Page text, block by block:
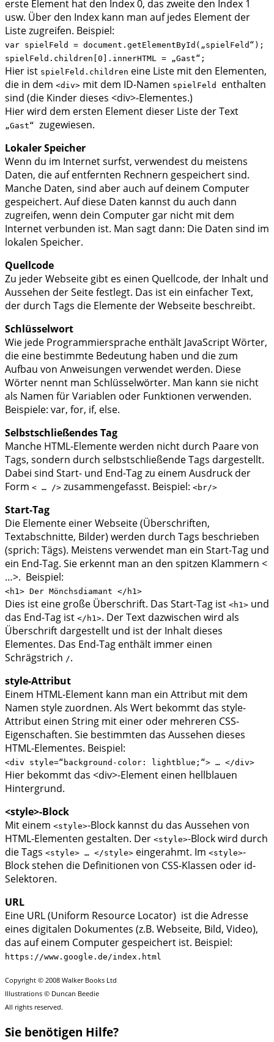
erste Element hat den Index 0, das zweite den Index 1
usw. Über den Index kann man auf jedes Element der
Liste zugreifen. Beispiel:
var spielFeld = document.getElementById(„spielFeld“);
spielFeld.children[0].innerHTML = „Gast“;
Hier ist spielFeld.children eine Liste mit den Elementen,
die in dem <div> mit dem ID-Namen spielFeld enthalten
sind (die Kinder dieses <div>-Elementes.)
Hier wird dem ersten Element dieser Liste der Text
„Gast“ zugewiesen.
Lokaler Speicher
Wenn du im Internet surfst, verwendest du meistens
Daten, die auf entfernten Rechnern gespeichert sind.
Manche Daten, sind aber auch auf deinem Computer
gespeichert. Auf diese Daten kannst du auch dann
zugreifen, wenn dein Computer gar nicht mit dem
Internet verbunden ist. Man sagt dann: Die Daten sind im
lokalen Speicher.
Quellcode
Zu jeder Webseite gibt es einen Quellcode, der Inhalt und
Aussehen der Seite festlegt. Das ist ein einfacher Text,
der durch Tags die Elemente der Webseite beschreibt.
Schlüsselwort
Wie jede Programmiersprache enthält JavaScript Wörter,
die eine bestimmte Bedeutung haben und die zum
Aufbau von Anweisungen verwendet werden. Diese
Wörter nennt man Schlüsselwörter. Man kann sie nicht
als Namen für Variablen oder Funktionen verwenden.
Beispiele: var, for, if, else.
Selbstschließendes Tag
Manche HTML-Elemente werden nicht durch Paare von
Tags, sondern durch selbstschließende Tags dargestellt.
Dabei sind Start- und End-Tag zu einem Ausdruck der
Form < … /> zusammengefasst. Beispiel: <br/>
Start-Tag
Die Elemente einer Webseite (Überschriften,
Textabschnitte, Bilder) werden durch Tags beschrieben
(sprich: Tägs). Meistens verwendet man ein Start-Tag und
ein End-Tag. Sie erkennt man an den spitzen Klammern <
…>. Beispiel:
<h1> Der Mönchsdiamant </h1>
Dies ist eine große Überschrift. Das Start-Tag ist <h1> und
das End-Tag ist </h1>. Der Text dazwischen wird als
Überschrift dargestellt und ist der Inhalt dieses
Elementes. Das End-Tag enthält immer einen
Schrägstrich /.
style-Attribut
Einem HTML-Element kann man ein Attribut mit dem
Namen style zuordnen. Als Wert bekommt das style-
Attribut einen String mit einer oder mehreren CSS-
Eigenschaften. Sie bestimmten das Aussehen dieses
HTML-Elementes. Beispiel:
<div style=“background-color: lightblue;“> … </div>
Hier bekommt das <div>-Element einen hellblauen
Hintergrund.
<style>-Block
Mit einem <style>-Block kannst du das Aussehen von
HTML-Elementen gestalten. Der <style>-Block wird durch
die Tags <style> … </style> eingerahmt. Im <style>-
Block stehen die Definitionen von CSS-Klassen oder id-
Selektoren.
URL
Eine URL (Uniform Resource Locator) ist die Adresse
eines digitalen Dokumentes (z.B. Webseite, Bild, Video),
das auf einem Computer gespeichert ist. Beispiel:
https://www.google.de/index.html
Copyright © 2008 Walker Books Ltd
Illustrations © Duncan Beedie
All rights reserved.
Sie benötigen Hilfe?